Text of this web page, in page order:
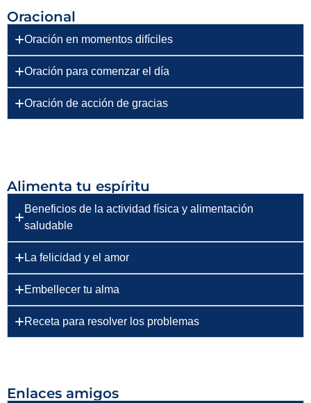
Oracional
Oración en momentos difíciles
Oración para comenzar el día
Oración de acción de gracias
Alimenta tu espíritu
Beneficios de la actividad física y alimentación
saludable
La felicidad y el amor
Embellecer tu alma
Receta para resolver los problemas
Enlaces amigos